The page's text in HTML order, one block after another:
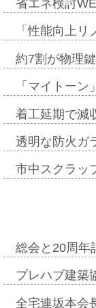
省エネ検討
「性能向上
約7割が物理
「マイトー
着工延期で減
透明な防火ガ
市中スクラッ
総会と20周年
プレハブ建築
全宅連坂本会